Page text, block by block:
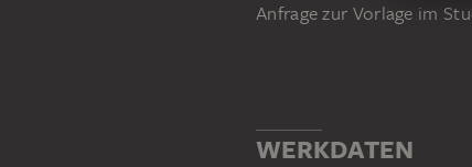
Anfrage zur Vorlage im
WERKDATEN